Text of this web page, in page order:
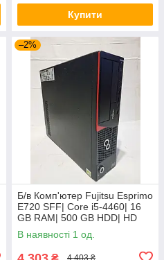
Купити
–2%
Б/в Комп'ютер Fujitsu Esprimo
E720 SFF| Core i5-4460| 16
GB RAM| 500 GB HDD| HD
4600
В наявності 1 од.